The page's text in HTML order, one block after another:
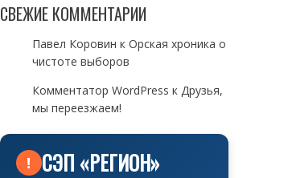
СВЕЖИЕ КОММЕНТАРИИ
Павел Коровин к Орская хроника о
чистоте выборов
Комментатор WordPress к Друзья,
мы переезжаем!
! СЭП «РЕГИОН»